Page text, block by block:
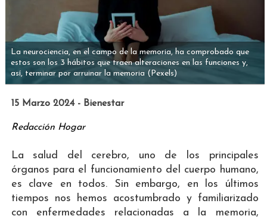
La neurociencia, en el campo de la memoria, ha comprobado que
estos son los 3 hábitos que traen alteraciones en las funciones y,
así, terminar por arruinar la memoria (Pexels)
15 Marzo 2024 - Bienestar
Redacción Hogar
La salud del cerebro, uno de los principales
órganos para el funcionamiento del cuerpo humano,
es clave en todos. Sin embargo, en los últimos
tiempos nos hemos acostumbrado y familiarizado
con enfermedades relacionadas a la memoria,